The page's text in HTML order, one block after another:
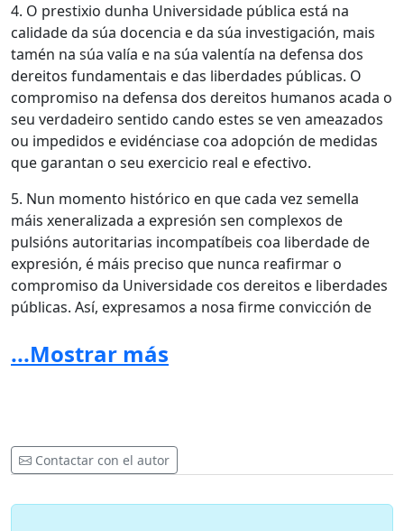
4. O prestixio dunha Universidade pública está na
calidade da súa docencia e da súa investigación, mais
tamén na súa valía e na súa valentía na defensa dos
dereitos fundamentais e das liberdades públicas. O
compromiso na defensa dos dereitos humanos acada o
seu verdadeiro sentido cando estes se ven ameazados
ou impedidos e evidénciase coa adopción de medidas
que garantan o seu exercicio real e efectivo.
5. Nun momento histórico en que cada vez semella
máis xeneralizada a expresión sen complexos de
pulsións autoritarias incompatíbeis coa liberdade de
expresión, é máis preciso que nunca reafirmar o
compromiso da Universidade cos dereitos e liberdades
públicas. Así, expresamos a nosa firme convicción de
cátedra, a liberdade de investigación, a liberdade de
expresión, o pluralismo e a ausencia de censura previa
6. É por iso que mostramos o noso apoio á realización
das Xornadas sobre Traballo Sexual e ao profesorado e
...Mostrar más
Contactar con el autor